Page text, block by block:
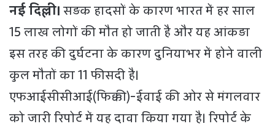
नई दिल्ली।सड़क हादसों के कारण भारत में हर साल
15 लाख लोगों की मौत हो जाती है और यह आंकड़ा
इस तरह की दुर्घटना के कारण दुनियाभर में होने वाली
कुल मौतों का 11 फीसदी है।
एफआईसीसीआई(फिक्की)-ईवाई की ओर से मंगलवार
को जारी रिपोर्ट में यह दावा किया गया है। रिपोर्ट के